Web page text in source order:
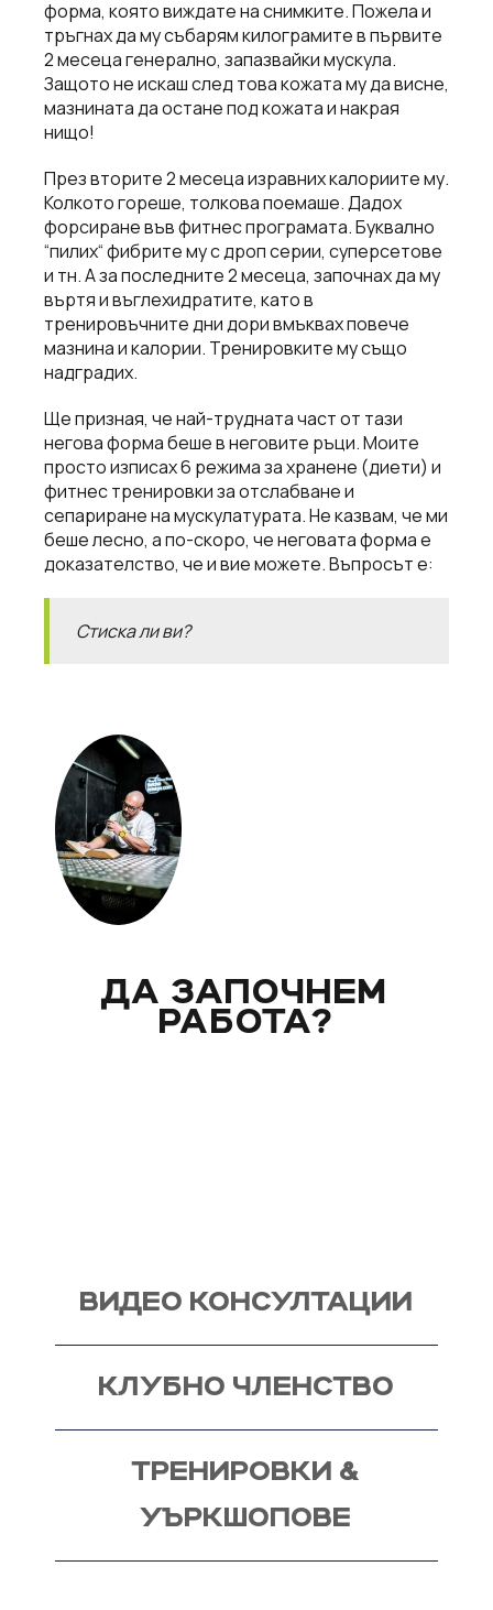
форма, която виждате на снимките. Пожела и
тръгнах да му събарям килограмите в първите
2 месеца генерално, запазвайки мускула.
Защото не искаш след това кожата му да висне,
мазнината да остане под кожата и накрая
нищо!
През вторите 2 месеца изравних калориите му.
Колкото гореше, толкова поемаше. Дадох
форсиране във фитнес програмата. Буквално
“пилих“ фибрите му с дроп серии, суперсетове
и тн. А за последните 2 месеца, започнах да му
въртя и въглехидратите, като в
тренировъчните дни дори вмъквах повече
мазнина и калории. Тренировките му също
надградих.
Ще призная, че най-трудната част от тази
негова форма беше в неговите ръци. Моите
просто изписах 6 режима за хранене (диети) и
фитнес тренировки за отслабване и
сепариране на мускулатурата. Не казвам, че ми
беше лесно, а по-скоро, че неговата форма е
доказателство, че и вие можете. Въпросът е:
Стиска ли ви?
ДА ЗАПОЧНЕМ
РАБОТА?
ВИДЕО КОНСУЛТАЦИИ
КЛУБНО ЧЛЕНСТВО
ТРЕНИРОВКИ &
УЪРКШОПОВЕ